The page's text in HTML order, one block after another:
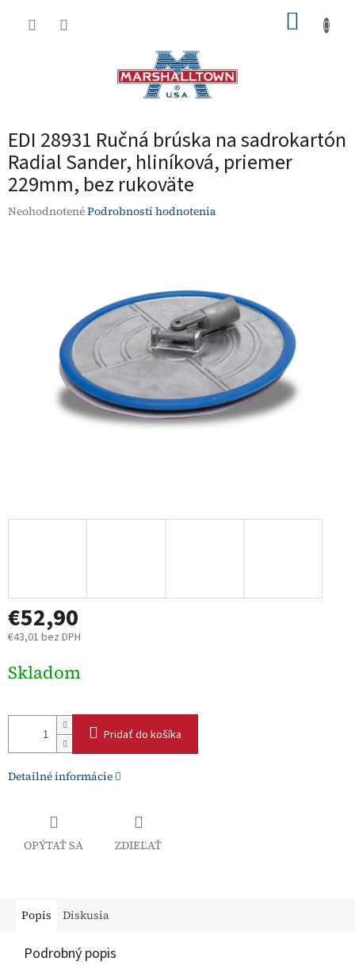
EDI 28931 Ručná brúska na sadrokartón
Radial Sander, hliníková, priemer
229mm, bez rukoväte
Priemerné
NeohodnotenéPodrobnosti hodnotenia
€52,90
€43,01 bez DPH
cena:
Skladom
Pridať do košíka
Detailné informácie
OPÝTAŤ SA ZDIEĽAŤ
Popis Diskusia
Podrobný popis